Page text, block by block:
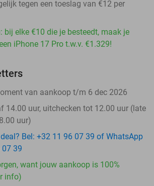
tegen een toeslag van €12 per
bij elke €10 die je besteedt, maak je
iPhone 17 Pro t.w.v. €1.329!
van aankoop t/m 6 dec 2026
14.00 uur, uitchecken tot 12.00 uur (late
uur)
Bel: +32 11 96 07 39 of WhatsApp
07 39
want jouw aankoop is 100%
info)